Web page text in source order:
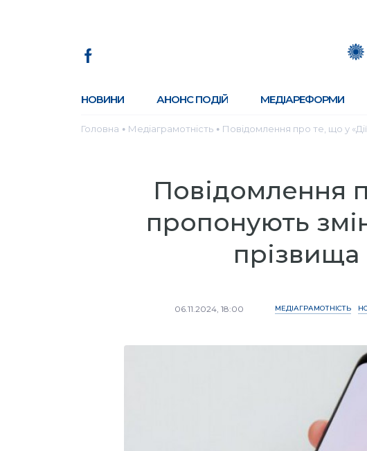
НОВИНИ АНОНС ПОДІЙ МЕДІАРЕФОРМИ
Головна ● Медіаграмотність ● Повідомлення про те, що у
Повідомлення
пропонують
06.11.2024, 18:00 МЕДІАГРАМОТНІСТЬ